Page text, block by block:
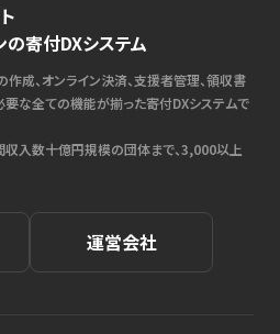
寄付DXシステム
成、オンライン決済、支援者管理、領収書
要な全ての機能が揃った寄付DXシステムで
入数十億円規模の団体まで、3,000以上
運営会社